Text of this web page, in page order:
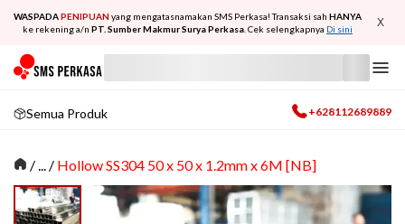
WASPADAPENIPUAN yang mengatasnamakan SMS Perkasa! Transaksi sah HANYA
ke rekening a/n PT. Sumber Makmur Surya Perkasa . Cek selengkapnya Di sini X
Semua Produk +628112689889
/... / Hollow SS304 50 x 50 x 1.2mm x 6M [NB]